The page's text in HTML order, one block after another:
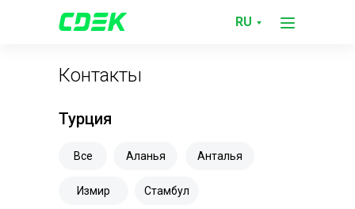
RU
Контакты
Турция
Все Анталья
Измир Стамбул
Аланья